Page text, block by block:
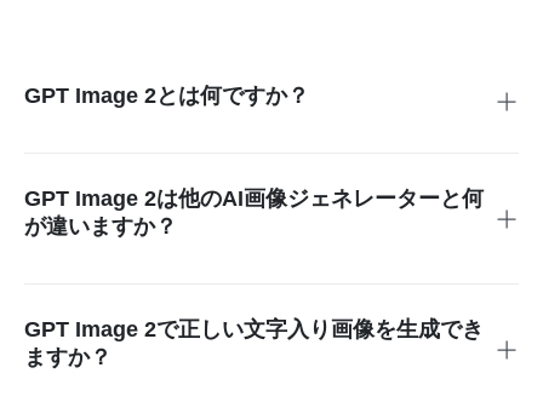
GPT Image 2とは何ですか？
字が崩れにくく、レイアウトが自然で、シーン理解にも優れ
ているため、実務レベルのデザイン作業にも活用しやすいの
が特長です。
GPT Image 2は他のAI画像ジェネレーターと何
が違いますか？
が特長です。文脈理解にも優れているため、ポスター作成
AI、広告クリエイティブ AI、商品画像 生成AIなど、実用性
の高いビジュアル制作に向いています。
GPT Image 2で正しい文字入り画像を生成でき
ますか？